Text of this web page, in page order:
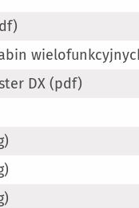
DX (pdf)